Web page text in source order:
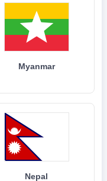
Myanmar
Nepal